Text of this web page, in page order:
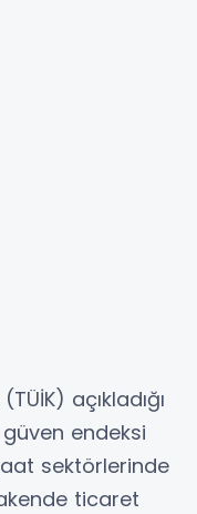
açıkladığı
endeksi
sektörlerinde
ticaret